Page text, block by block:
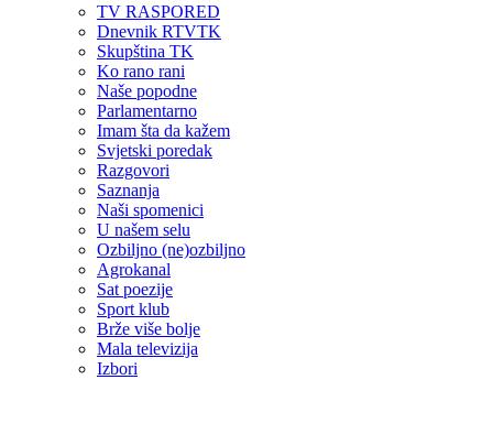
TV RASPORED
Dnevnik RTVTK
Skupština TK
Ko rano rani
Naše popodne
Parlamentarno
Imam šta da kažem
Svjetski poredak
Razgovori
Saznanja
Naši spomenici
U našem selu
Ozbiljno (ne)ozbiljno
Agrokanal
Sat poezije
Sport klub
Brže više bolje
Mala televizija
Izbori